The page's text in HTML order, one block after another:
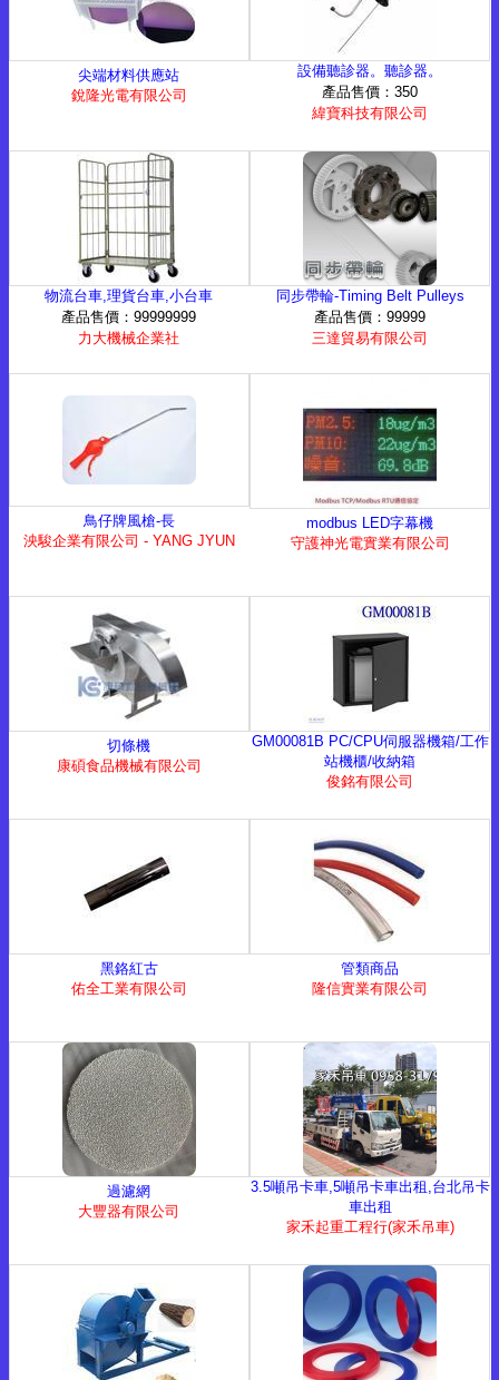
尖端材料供應站
銳隆光電有限公司
設備聽診器。聽診器。
產品售價：350
緯寶科技有限公司
物流台車,理貨台車,小台車
產品售價：99999999
力大機械企業社
同步帶輪-Timing Belt Pulleys
產品售價：99999
三達貿易有限公司
鳥仔牌風槍-長
泱駿企業有限公司 - YANG JYUN
modbus LED字幕機
守護神光電實業有限公司
切條機
康碩食品機械有限公司
GM00081B PC/CPU伺服器機箱/工作
站機櫃/收納箱
俊銘有限公司
黑鉻紅古
佑全工業有限公司
管類商品
隆信實業有限公司
過濾網
大豐器有限公司
3.5噸吊卡車,5噸吊卡車出租,台北吊卡
車出租
家禾起重工程行(家禾吊車)